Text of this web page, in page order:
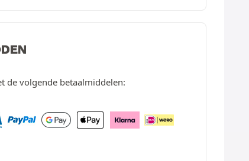
de volgende betaalmiddelen: